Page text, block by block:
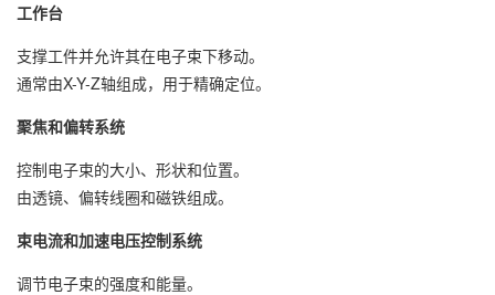
工作台
支撑工件并允许其在电子束下移动。
通常由X-Y-Z轴组成，用于精确定位。
聚焦和偏转系统
控制电子束的大小、形状和位置。
由透镜、偏转线圈和磁铁组成。
束电流和加速电压控制系统
调节电子束的强度和能量。